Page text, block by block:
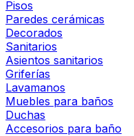
Pisos
Paredes cerámicas
Decorados
Sanitarios
Asientos sanitarios
Griferías
Lavamanos
Muebles para baños
Duchas
Accesorios para baño